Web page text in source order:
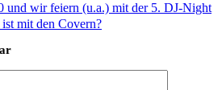
und wir feiern (u.a.) mit der 5. DJ-Night
mit den Covern?